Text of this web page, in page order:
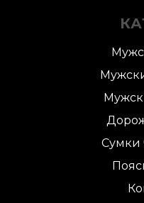
Сумки